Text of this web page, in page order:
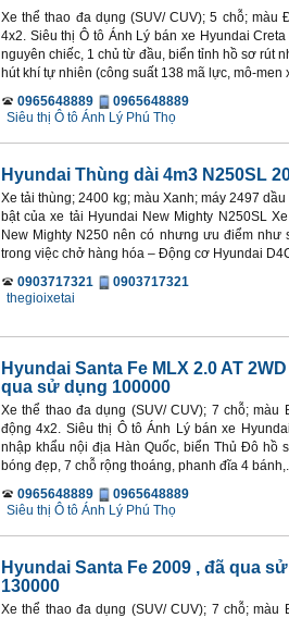
Xe thể thao đa dụng (SUV/ CUV); 5 chỗ; màu
4x2. Siêu thị Ô tô Ánh Lý bán xe Hyundai
nguyên chiếc, 1 chủ từ đầu, biển tỉnh hồ sơ rút
hút khí tự nhiên (công suất 138 mã lực, mô-men
0965648889
0965648889
Siêu thị Ô tô Ánh Lý Phú Thọ
Hyundai Thùng dài 4m3 N250SL
Xe tải thùng; 2400 kg; màu Xanh; máy 2497
bật của xe tải Hyundai New Mighty N250SL
New Mighty N250 nên có nhưng ưu điểm
trong việc chở hàng hóa – Động cơ Hyundai
0903717321
0903717321
thegioixetai
Hyundai Santa Fe MLX 2.0 AT
qua sử dụng 100000
Xe thể thao đa dụng (SUV/ CUV); 7 chỗ; màu
động 4x2. Siêu thị Ô tô Ánh Lý bán xe
nhập khẩu nội địa Hàn Quốc, biển Thủ Đô hồ
bóng đẹp, 7 chỗ rộng thoáng, phanh đĩa 4
0965648889
0965648889
Siêu thị Ô tô Ánh Lý Phú Thọ
Hyundai Santa Fe 2009 , đã qua
130000
Xe thể thao đa dụng (SUV/ CUV); 7 chỗ; màu